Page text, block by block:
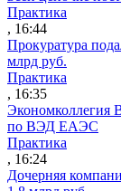
Практика
, 16:44
Прокуратура
млрд руб.
Практика
, 16:35
Экономколлегия
по ВЭД ЕАЭС
Практика
, 16:24
Дочерняя